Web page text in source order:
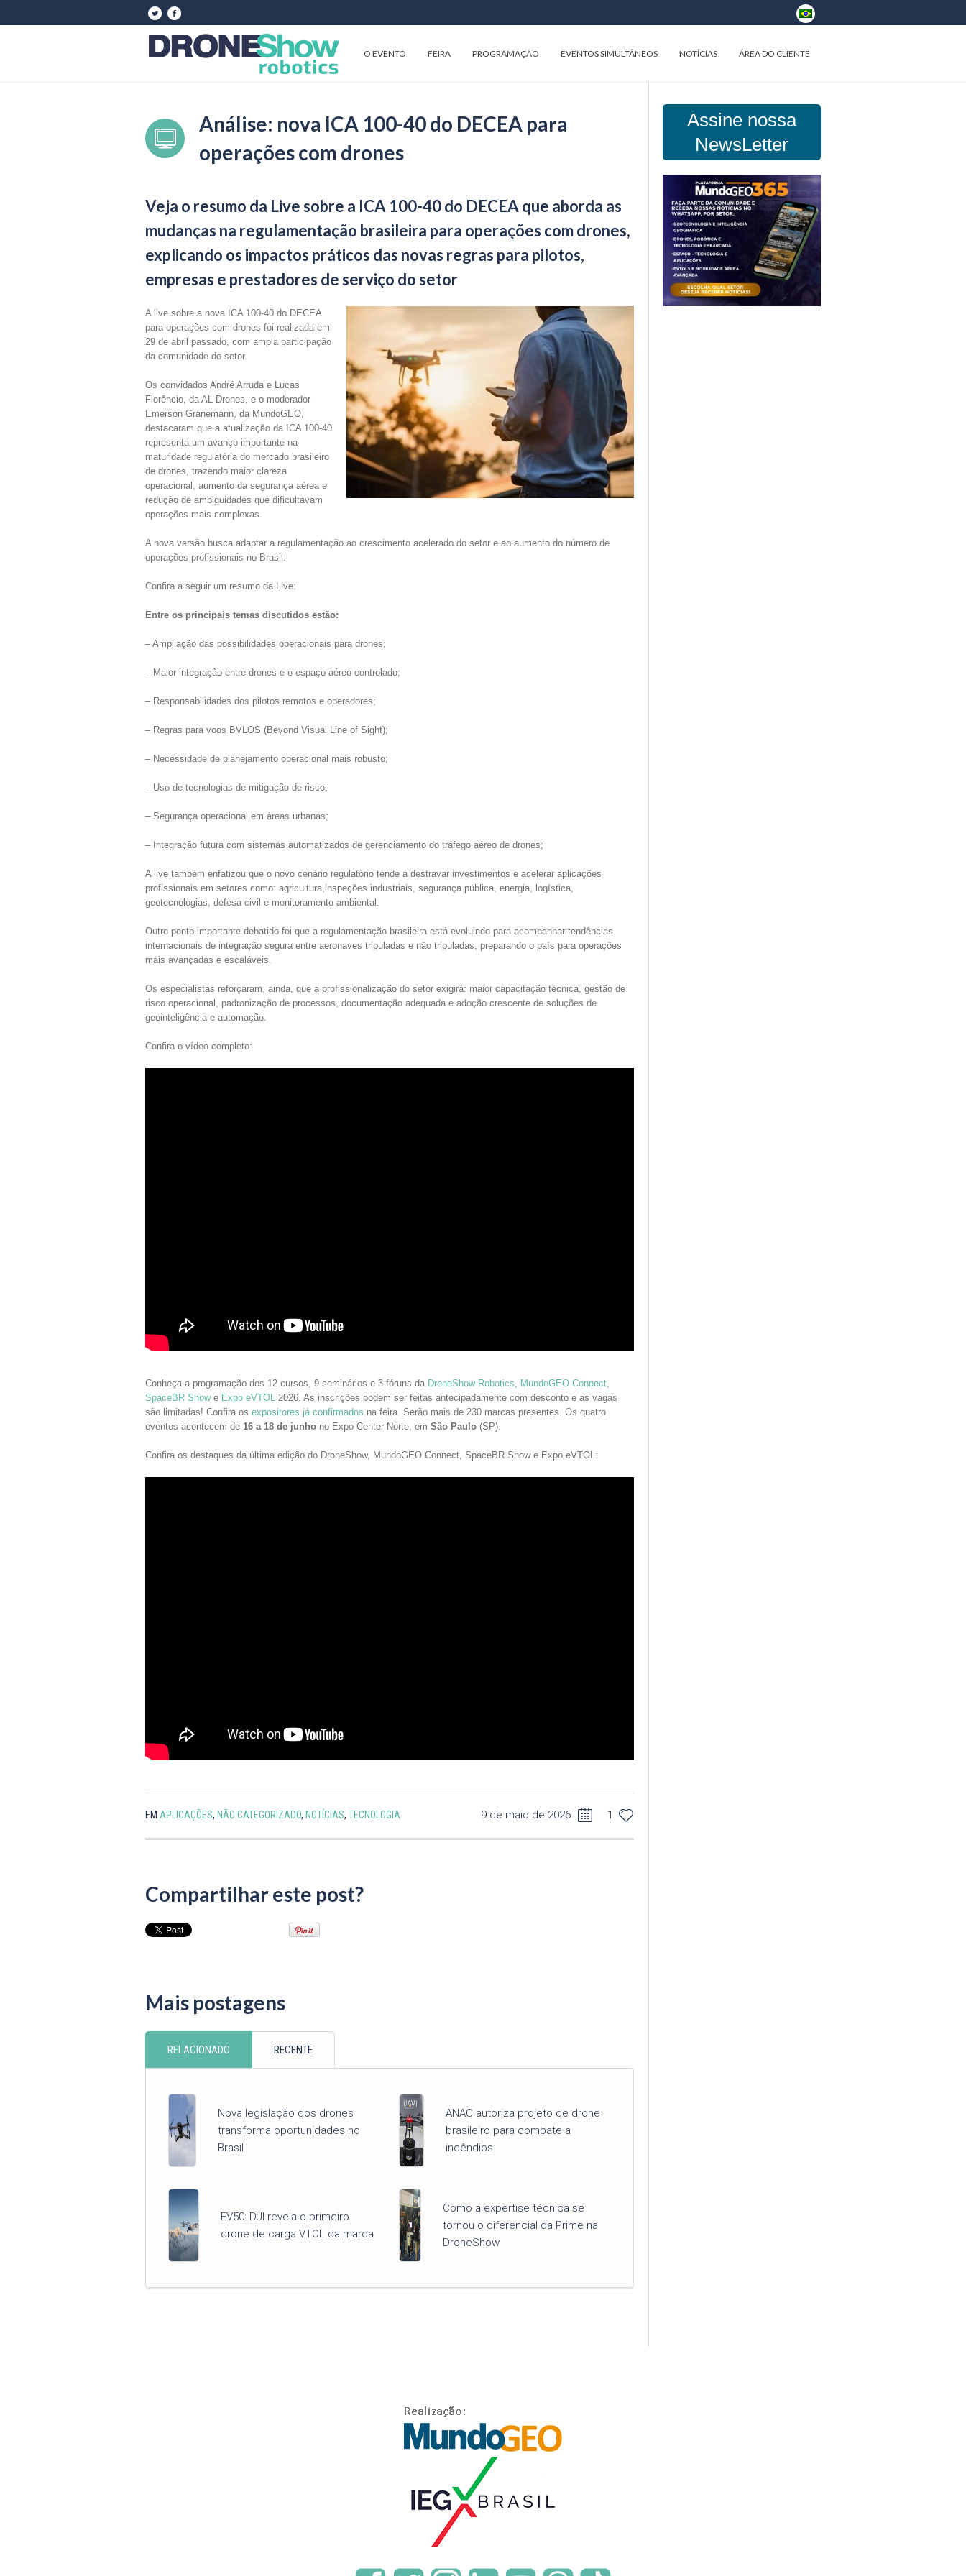
O EVENTO FEIRA PROGRAMAÇÃO EVENTOS SIMULTÂNEOS NOTÍCIAS ÁREA DO CLIENTE
Análise: nova ICA 100-40 do DECEA para
operações com drones
Veja o resumo da Live sobre a ICA 100-40 do DECEA que aborda as
mudanças na regulamentação brasileira para operações com drones,
explicando os impactos práticos das novas regras para pilotos,
empresas e prestadores de serviço do setor
A live sobre a nova ICA 100-40 do DECEA
para operações com drones foi realizada em
29 de abril passado, com ampla participação
da comunidade do setor.
Os convidados André Arruda e Lucas
Florêncio, da AL Drones, e o moderador
Emerson Granemann, da MundoGEO,
destacaram que a atualização da ICA 100-40
representa um avanço importante na
maturidade regulatória do mercado brasileiro
de drones, trazendo maior clareza
operacional, aumento da segurança aérea e
redução de ambiguidades que dificultavam
operações mais complexas.
A nova versão busca adaptar a regulamentação ao crescimento acelerado do setor e ao aumento do número de
operações profissionais no Brasil.
Confira a seguir um resumo da Live:
Entre os principais temas discutidos estão:
– Ampliação das possibilidades operacionais para drones;
– Maior integração entre drones e o espaço aéreo controlado;
– Responsabilidades dos pilotos remotos e operadores;
– Regras para voos BVLOS (Beyond Visual Line of Sight);
– Necessidade de planejamento operacional mais robusto;
– Uso de tecnologias de mitigação de risco;
– Segurança operacional em áreas urbanas;
– Integração futura com sistemas automatizados de gerenciamento do tráfego aéreo de drones;
A live também enfatizou que o novo cenário regulatório tende a destravar investimentos e acelerar aplicações
profissionais em setores como: agricultura,inspeções industriais, segurança pública, energia, logística,
geotecnologias, defesa civil e monitoramento ambiental.
Outro ponto importante debatido foi que a regulamentação brasileira está evoluindo para acompanhar tendências
internacionais de integração segura entre aeronaves tripuladas e não tripuladas, preparando o país para operações
mais avançadas e escaláveis.
Os especialistas reforçaram, ainda, que a profissionalização do setor exigirá: maior capacitação técnica, gestão de
risco operacional, padronização de processos, documentação adequada e adoção crescente de soluções de
geointeligência e automação.
Confira o vídeo completo:
Conheça a programação dos 12 cursos, 9 seminários e 3 fóruns da DroneShow Robotics, MundoGEO Connect,
SpaceBR Showe Expo eVTOL 2026. As inscrições podem ser feitas antecipadamente com desconto e as vagas
são limitadas! Confira os expositores já confirmados na feira. Serão mais de 230 marcas presentes. Os quatro
eventos acontecem de 16 a 18 de junho no Expo Center Norte, em São Paulo (SP).
Confira os destaques da última edição do DroneShow, MundoGEO Connect, SpaceBR Show e Expo eVTOL:
9 de maio de 2026 1
EM APLICAÇÕES, NÃO CATEGORIZADO, NOTÍCIAS, TECNOLOGIA
Compartilhar este post?
Mais postagens
RELACIONADO RECENTE
Nova legislação dos drones
transforma oportunidades no
Brasil
ANAC autoriza projeto de drone
brasileiro para combate a
incêndios
EV50: DJI revela o primeiro
drone de carga VTOL da marca
Como a expertise técnica se
tornou o diferencial da Prime na
DroneShow
Assine nossa
NewsLetter